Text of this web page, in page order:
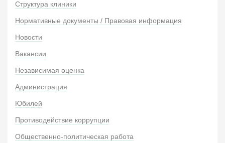
Структура клиники
Нормативные документы / Правовая информация
Новости
Вакансии
Независимая оценка
Администрация
Юбилей
Противодействие коррупции
Общественно-политическая работа